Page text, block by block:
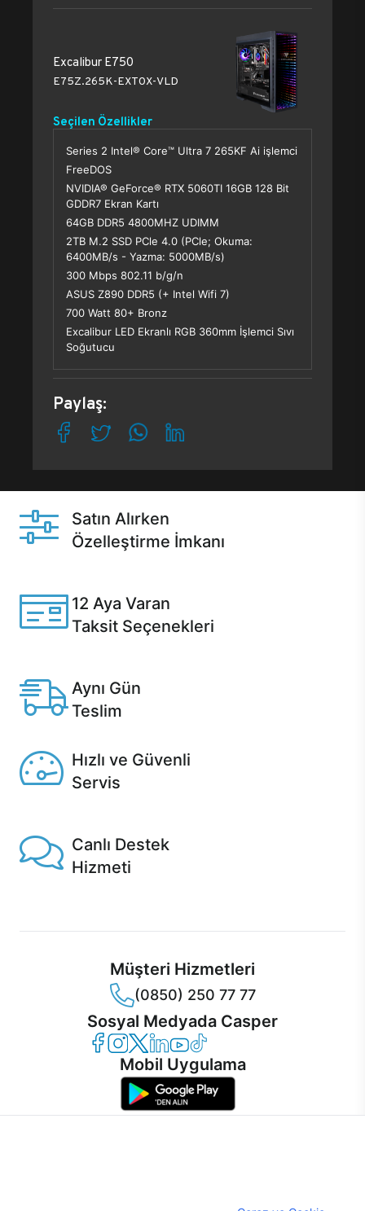
Excalibur E750
E75Z.265K-EXT0X-VLD
Seçilen Özellikler
Series 2 Intel® Core™ Ultra 7 265KF Ai işlemci
FreeDOS
NVIDIA® GeForce® RTX 5060TI 16GB 128 Bit
GDDR7 Ekran Kartı
64GB DDR5 4800MHZ UDIMM
2TB M.2 SSD PCle 4.0 (PCle; Okuma:
6400MB/s - Yazma: 5000MB/s)
300 Mbps 802.11 b/g/n
ASUS Z890 DDR5 (+ Intel Wifi 7)
700 Watt 80+ Bronz
Excalibur LED Ekranlı RGB 360mm İşlemci Sıvı
Soğutucu
Paylaş:
Satın Alırken
Özelleştirme İmkanı
12 Aya Varan
Taksit Seçenekleri
Aynı Gün
Teslim
Hızlı ve Güvenli
Servis
Canlı Destek
Hizmeti
Müşteri Hizmetleri
(0850) 250 77 77
Sosyal Medyada Casper
Casper Facebook
Casper Instagram
Casper Twitter
Casper LinkedIn
Casper YouTube
Casper TikTok
Mobil Uygulama